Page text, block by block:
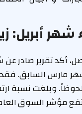
شهر
أكد تقرير صادر عن
مارس السابق.